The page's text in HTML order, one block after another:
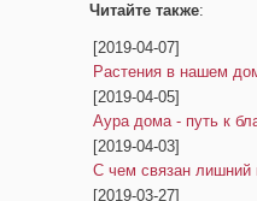
Читайте также:
[2019-04-07]
Растения в нашем
[2019-04-05]
Аура дома - путь к
[2019-04-03]
С чем связан лишний
[2019-03-27]